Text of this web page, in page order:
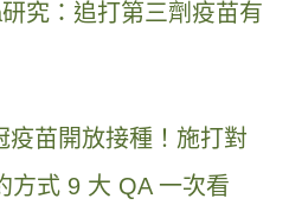
究：追打第三劑疫苗有
疫苗開放接種！施打對
方式 9 大 QA 一次看